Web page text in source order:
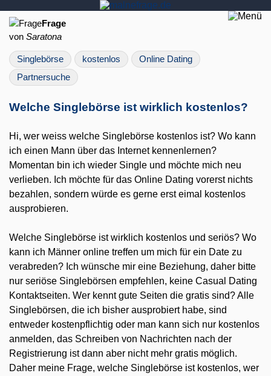
Frage
von Saratona
Singlebörse kostenlos
Online Dating
Partnersuche
Welche Singlebörse ist wirklich kostenlos?
Hi, wer weiss welche Singlebörse kostenlos ist? Wo kann
ich einen Mann über das Internet kennenlernen?
Momentan bin ich wieder Single und möchte mich neu
verlieben. Ich möchte für das Online Dating vorerst nichts
bezahlen, sondern würde es gerne erst eimal kostenlos
ausprobieren.
Welche Singlebörse ist wirklich kostenlos und seriös? Wo
kann ich Männer online treffen um mich für ein Date zu
verabreden? Ich wünsche mir eine Beziehung, daher bitte
nur seriöse Singlebörsen empfehlen, keine Casual Dating
Kontaktseiten. Wer kennt gute Seiten die gratis sind? Alle
Singlebörsen, die ich bisher ausprobiert habe, sind
entweder kostenpflichtig oder man kann sich nur kostenlos
anmelden, das Schreiben von Nachrichten nach der
Registrierung ist dann aber nicht mehr gratis möglich.
Daher meine Frage, welche Singlebörse ist kostenlos, wer